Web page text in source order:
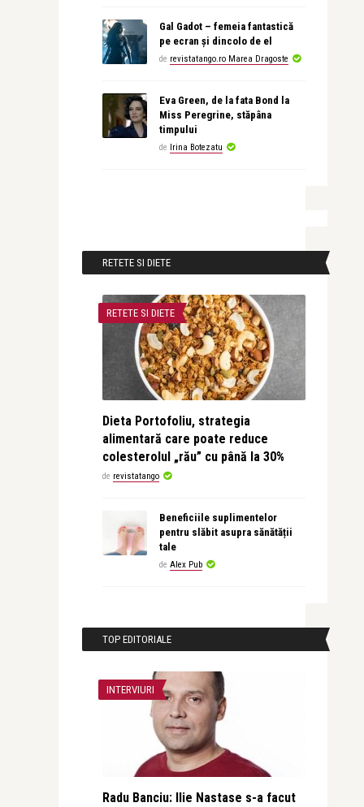
Gal Gadot – femeia fantastică
pe ecran și dincolo de el
de revistatango.ro Marea Dragoste
Eva Green, de la fata Bond la
Miss Peregrine, stăpâna
timpului
de Irina Botezatu
RETETE SI DIETE
RETETE SI DIETE
Dieta Portofoliu, strategia
alimentară care poate reduce
colesterolul „rău” cu până la 30%
de revistatango
Beneficiile suplimentelor
pentru slăbit asupra sănătății
tale
de Alex Pub
TOP EDITORIALE
INTERVIURI
Radu Banciu: Ilie Nastase s-a facut